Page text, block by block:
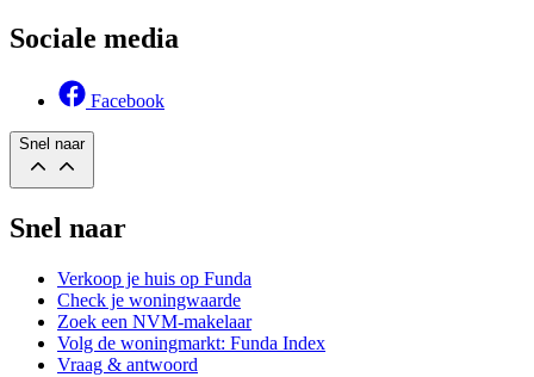
Sociale media
Facebook
Snel naar
Snel naar
Verkoop je huis op Funda
Check je woningwaarde
Zoek een NVM-makelaar
Volg de woningmarkt: Funda Index
Vraag & antwoord